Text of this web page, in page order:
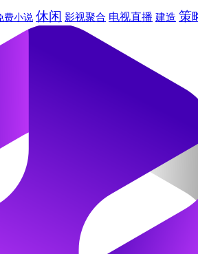
费小说 休闲 影视聚合 电视直播 建造 策